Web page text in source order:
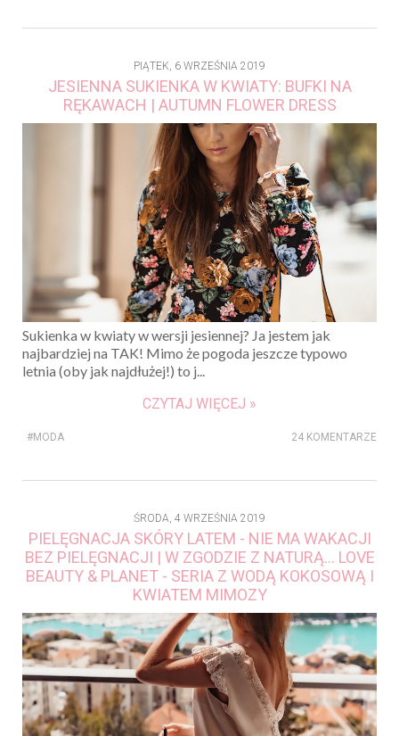
PIĄTEK, 6 WRZEŚNIA 2019
JESIENNA SUKIENKA W KWIATY: BUFKI NA
RĘKAWACH | AUTUMN FLOWER DRESS
Sukienka w kwiaty w wersji jesiennej? Ja jestem jak
najbardziej na TAK! Mimo że pogoda jeszcze typowo
letnia (oby jak najdłużej!) to j...
CZYTAJ WIĘCEJ »
#MODA 24 KOMENTARZE
ŚRODA, 4 WRZEŚNIA 2019
PIELĘGNACJA SKÓRY LATEM - NIE MA WAKACJI
BEZ PIELĘGNACJI | W ZGODZIE Z NATURĄ... LOVE
BEAUTY & PLANET - SERIA Z WODĄ KOKOSOWĄ I
KWIATEM MIMOZY